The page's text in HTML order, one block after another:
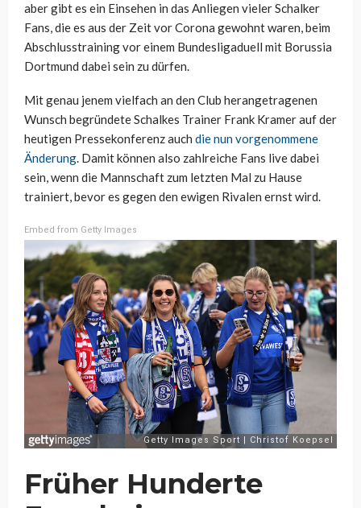
aber gibt es ein Einsehen in das Anliegen vieler Schalker
Fans, die es aus der Zeit vor Corona gewohnt waren, beim
Abschlusstraining vor einem Bundesligaduell mit Borussia
Dortmund dabei sein zu dürfen.
Mit genau jenem vielfach an den Club herangetragenen
Wunsch begründete Schalkes Trainer Frank Kramer auf der
heutigen Pressekonferenz auch die nun vorgenommene
Änderung. Damit können also zahlreiche Fans live dabei
sein, wenn die Mannschaft zum letzten Mal zu Hause
trainiert, bevor es gegen den ewigen Rivalen ernst wird.
Embed from Getty Images
Früher Hunderte